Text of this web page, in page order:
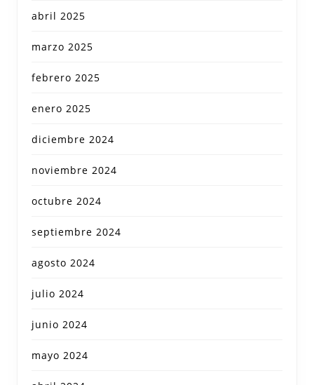
abril 2025
marzo 2025
febrero 2025
enero 2025
diciembre 2024
noviembre 2024
octubre 2024
septiembre 2024
agosto 2024
julio 2024
junio 2024
mayo 2024